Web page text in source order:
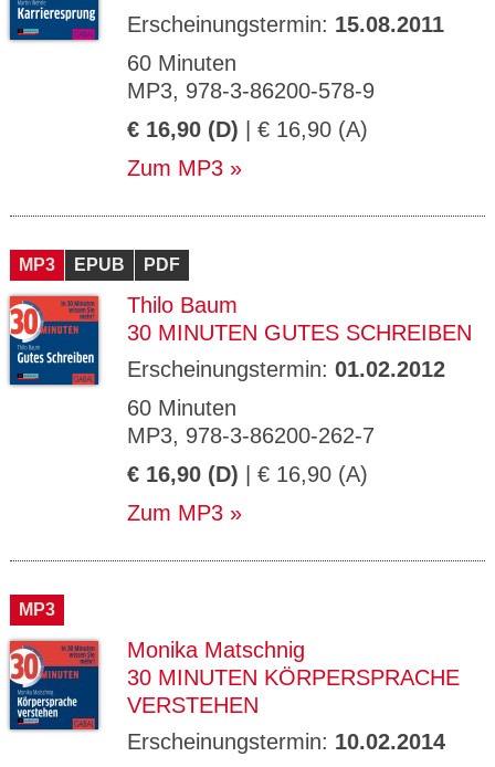
Erscheinungstermin: 15.08.2011
60 Minuten
MP3, 978-3-86200-578-9
€ 16,90 (D) | € 16,90 (A)
Zum MP3
MP3 EPUB PDF
Thilo Baum
30 MINUTEN GUTES SCHREIBEN
Erscheinungstermin: 01.02.2012
60 Minuten
MP3, 978-3-86200-262-7
€ 16,90 (D) | € 16,90 (A)
Zum MP3
MP3
Monika Matschnig
30 MINUTEN KÖRPERSPRACHE
VERSTEHEN
Erscheinungstermin: 10.02.2014